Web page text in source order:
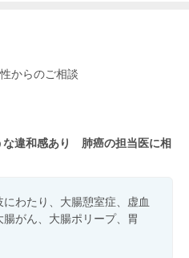
からのご相談
違和感あり 肺癌の担当医に相
にわたり、大腸憩室症、虚血
がん、大腸ポリープ、胃